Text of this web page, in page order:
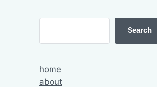
Search
home
about